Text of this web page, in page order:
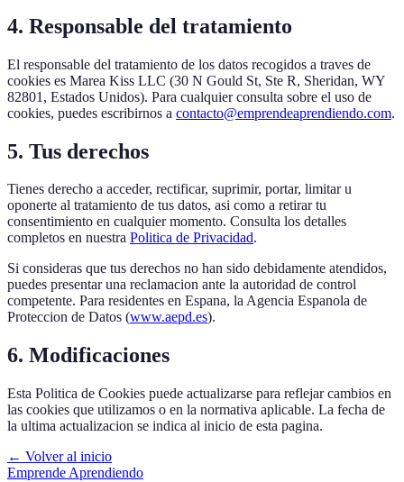
4. Responsable del tratamiento
El responsable del tratamiento de los datos recogidos a traves de
cookies es Marea Kiss LLC (30 N Gould St, Ste R, Sheridan, WY
82801, Estados Unidos). Para cualquier consulta sobre el uso de
cookies, puedes escribirnos a contacto@emprendeaprendiendo.com.
5. Tus derechos
Tienes derecho a acceder, rectificar, suprimir, portar, limitar u
oponerte al tratamiento de tus datos, asi como a retirar tu
consentimiento en cualquier momento. Consulta los detalles
completos en nuestra Politica de Privacidad.
Si consideras que tus derechos no han sido debidamente atendidos,
puedes presentar una reclamacion ante la autoridad de control
competente. Para residentes en Espana, la Agencia Espanola de
Proteccion de Datos (www.aepd.es).
6. Modificaciones
Esta Politica de Cookies puede actualizarse para reflejar cambios en
las cookies que utilizamos o en la normativa aplicable. La fecha de
la ultima actualizacion se indica al inicio de esta pagina.
← Volver al inicio
Emprende Aprendiendo